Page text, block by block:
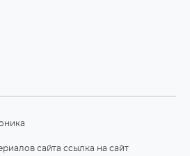
сайта ссылка на сайт